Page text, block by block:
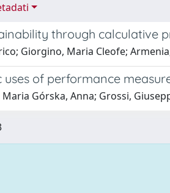
through calculative
Giorgino, Maria Cleofe;
of performance
Górska, Anna; Grossi,